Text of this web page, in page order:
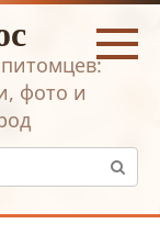
фото и